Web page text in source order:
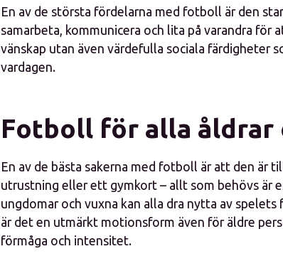
En av de största fördelarna med fotboll är den
samarbeta, kommunicera och lita på varandra för
vänskap utan även värdefulla sociala färdigheter
vardagen.
Fotboll för alla åldrar
En av de bästa sakerna med fotboll är att den är
utrustning eller ett gymkort – allt som behövs är
ungdomar och vuxna kan alla dra nytta av spelets
är det en utmärkt motionsform även för äldre
förmåga och intensitet.